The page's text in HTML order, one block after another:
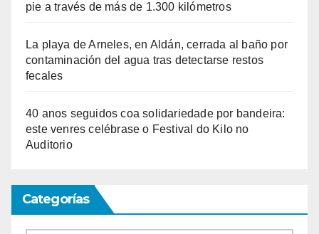
pie a través de más de 1.300 kilómetros
La playa de Arneles, en Aldán, cerrada al baño por
contaminación del agua tras detectarse restos
fecales
40 anos seguidos coa solidariedade por bandeira:
este venres celébrase o Festival do Kilo no
Auditorio
Categorías